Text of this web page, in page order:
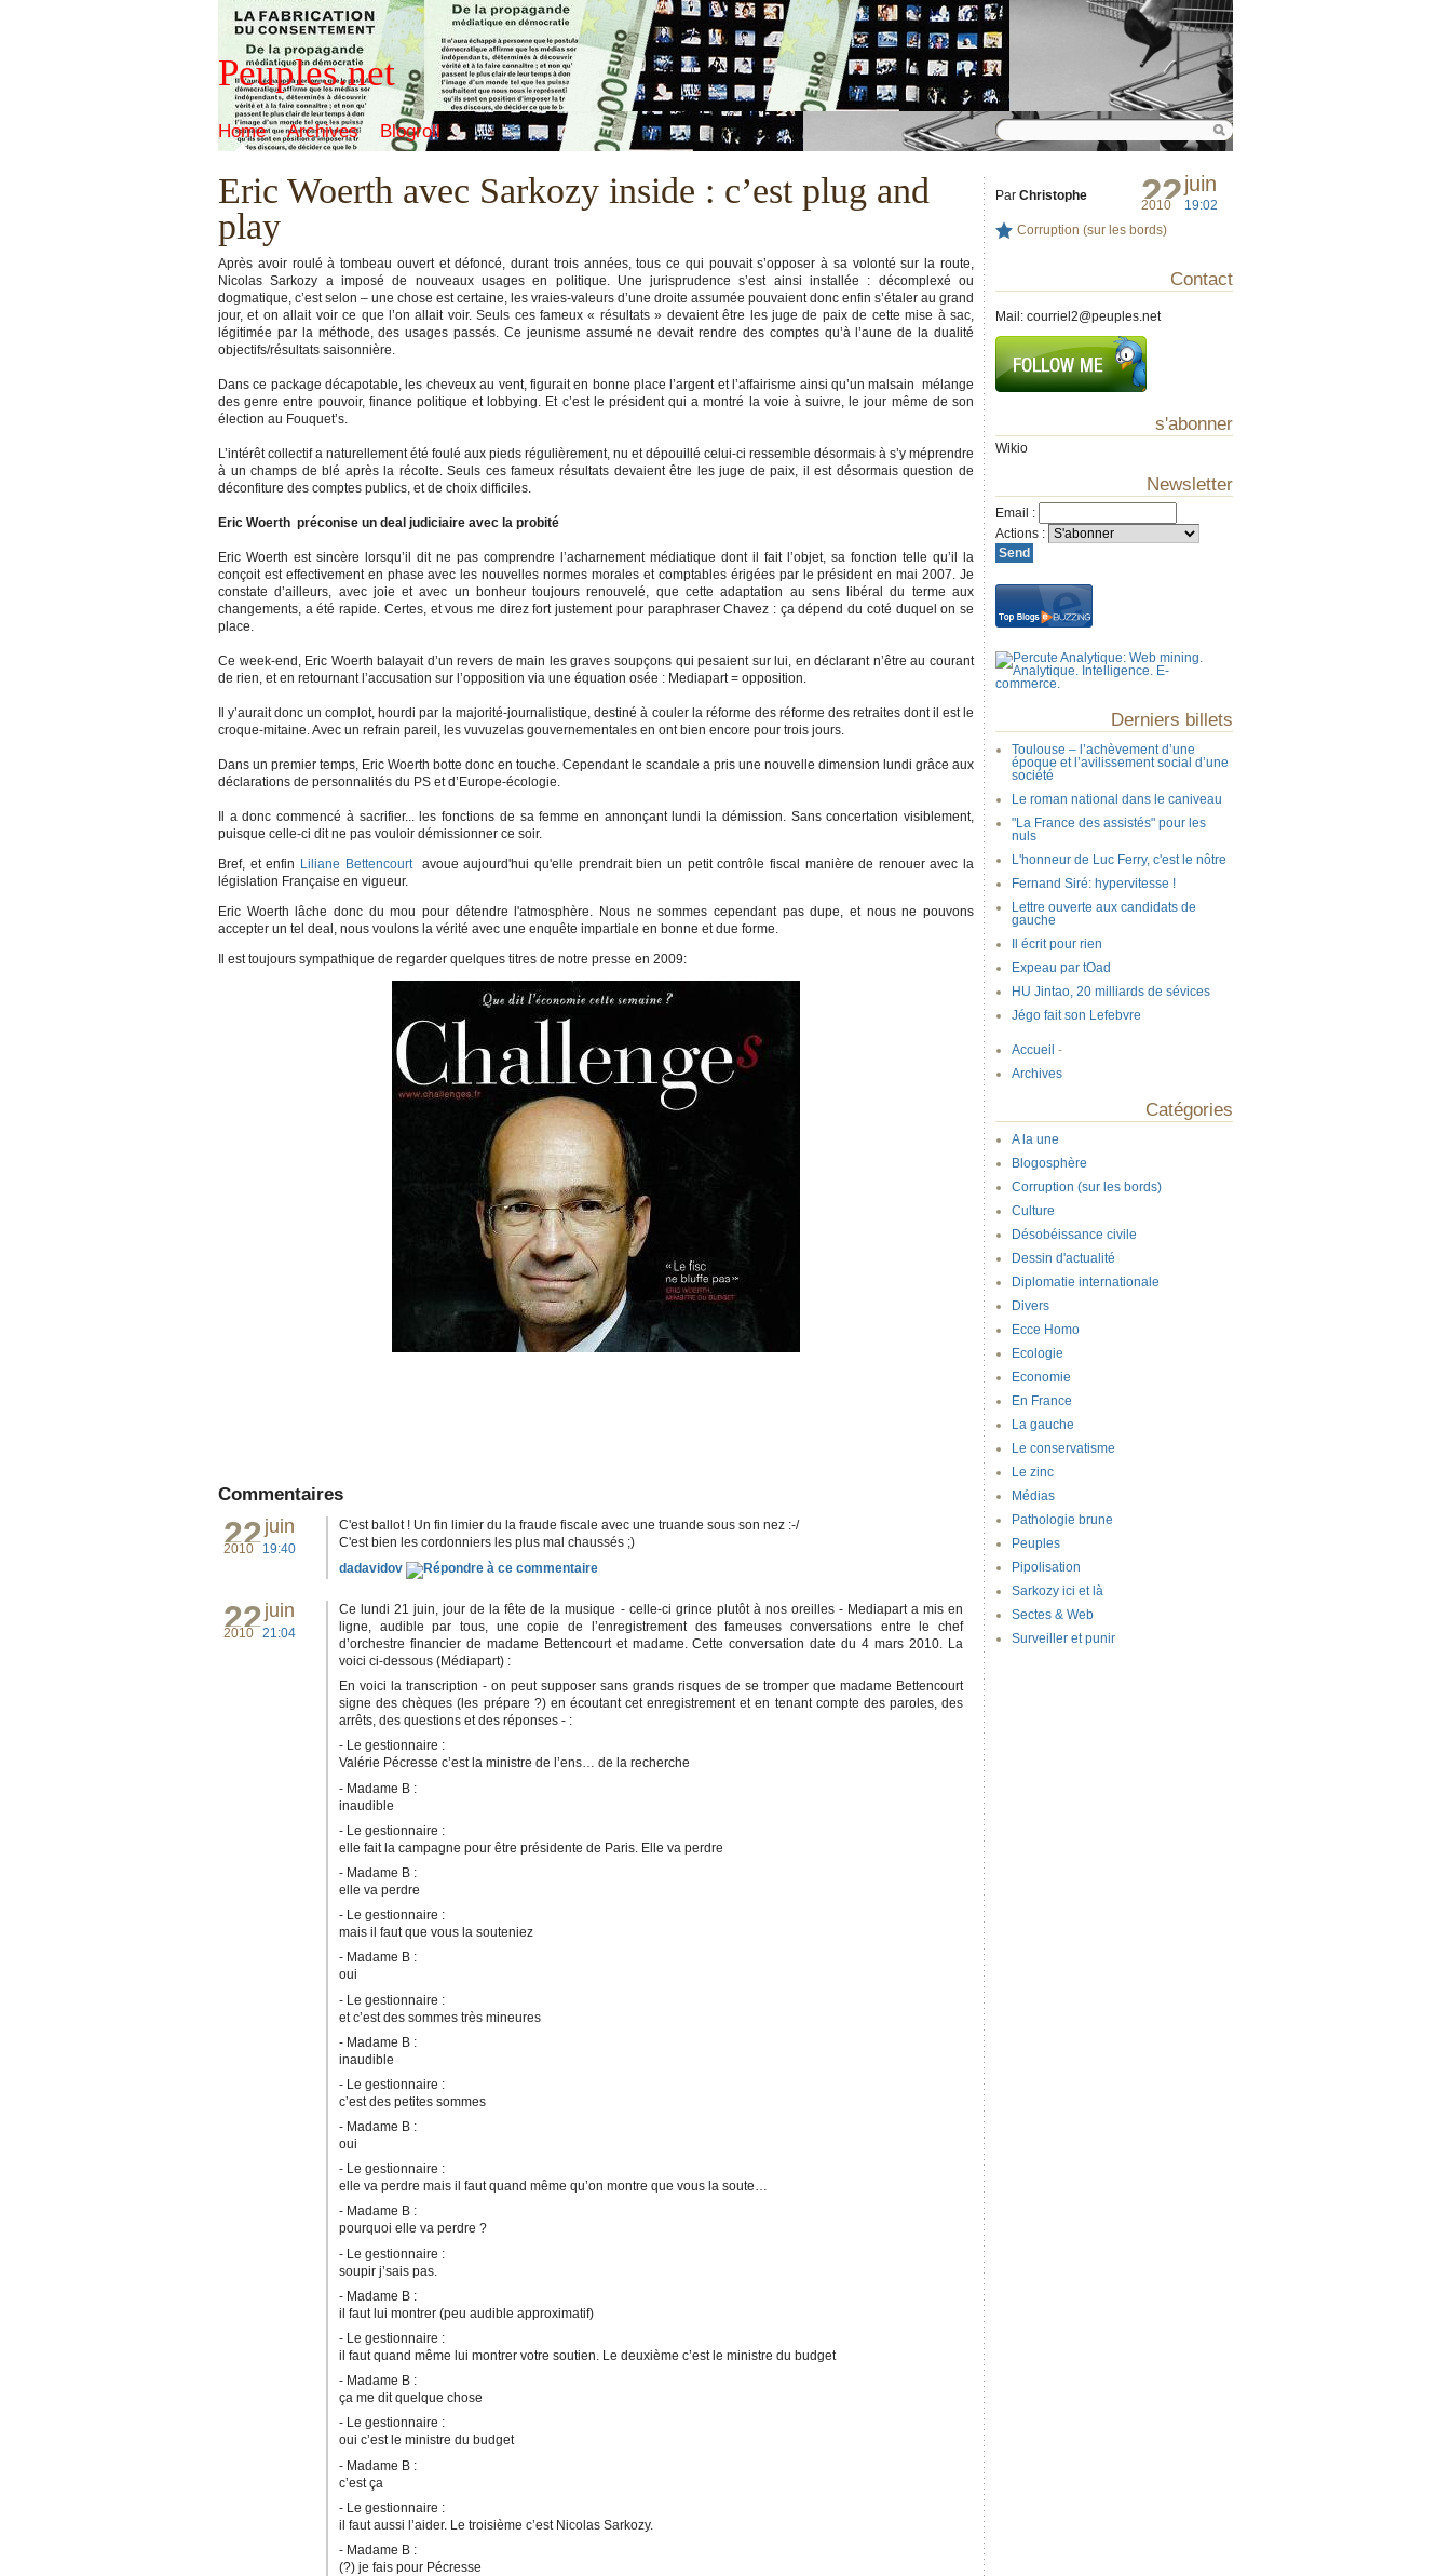
Peuples.net
Home Archives Blogroll
Eric Woerth avec Sarkozy inside : c’est plug and
play
22juin
2010 19:02
Par Christophe
Corruption (sur les bords)
Après avoir roulé à tombeau ouvert et défoncé, durant trois années, tous ce qui pouvait s’opposer à sa volonté sur la route,
Nicolas Sarkozy a imposé de nouveaux usages en politique. Une jurisprudence s’est ainsi installée : décomplexé ou
dogmatique, c’est selon – une chose est certaine, les vraies-valeurs d’une droite assumée pouvaient donc enfin s’étaler au grand
jour, et on allait voir ce que l’on allait voir. Seuls ces fameux « résultats » devaient être les juge de paix de cette mise à sac,
légitimée par la méthode, des usages passés. Ce jeunisme assumé ne devait rendre des comptes qu’à l’aune de la dualité
objectifs/résultats saisonnière.
Dans ce package décapotable, les cheveux au vent, figurait en bonne place l’argent et l’affairisme ainsi qu’un malsain mélange
des genre entre pouvoir, finance politique et lobbying. Et c’est le président qui a montré la voie à suivre, le jour même de son
élection au Fouquet’s.
L’intérêt collectif a naturellement été foulé aux pieds régulièrement, nu et dépouillé celui-ci ressemble désormais à s’y méprendre
à un champs de blé après la récolte. Seuls ces fameux résultats devaient être les juge de paix, il est désormais question de
déconfiture des comptes publics, et de choix difficiles.
Eric Woerth préconise un deal judiciaire avec la probité
Eric Woerth est sincère lorsqu’il dit ne pas comprendre l’acharnement médiatique dont il fait l’objet, sa fonction telle qu’il la
conçoit est effectivement en phase avec les nouvelles normes morales et comptables érigées par le président en mai 2007. Je
constate d’ailleurs, avec joie et avec un bonheur toujours renouvelé, que cette adaptation au sens libéral du terme aux
changements, a été rapide. Certes, et vous me direz fort justement pour paraphraser Chavez : ça dépend du coté duquel on se
place.
Ce week-end, Eric Woerth balayait d’un revers de main les graves soupçons qui pesaient sur lui, en déclarant n’être au courant
de rien, et en retournant l’accusation sur l’opposition via une équation osée : Mediapart = opposition.
Il y’aurait donc un complot, hourdi par la majorité-journalistique, destiné à couler la réforme des réforme des retraites dont il est le
croque-mitaine. Avec un refrain pareil, les vuvuzelas gouvernementales en ont bien encore pour trois jours.
Dans un premier temps, Eric Woerth botte donc en touche. Cependant le scandale a pris une nouvelle dimension lundi grâce aux
déclarations de personnalités du PS et d’Europe-écologie.
Il a donc commencé à sacrifier... les fonctions de sa femme en annonçant lundi la démission. Sans concertation visiblement,
puisque celle-ci dit ne pas vouloir démissionner ce soir.
Bref, et enfin Liliane Bettencourt
avoue aujourd'hui qu'elle prendrait bien un petit contrôle fiscal manière de renouer avec la
législation Française en vigueur.
Eric Woerth lâche donc du mou pour détendre l'atmosphère. Nous ne sommes cependant pas dupe, et nous ne pouvons
accepter un tel deal, nous voulons la vérité avec une enquête impartiale en bonne et due forme.
Il est toujours sympathique de regarder quelques titres de notre presse en 2009:
Commentaires
22 juin
2010 19:40
C'est ballot ! Un fin limier du la fraude fiscale avec une truande sous son nez :-/
C'est bien les cordonniers les plus mal chaussés ;)
dadavidov
22 juin
2010 21:04
Ce lundi 21 juin, jour de la fête de la musique - celle-ci grince plutôt à nos oreilles - Mediapart a mis en
ligne, audible par tous, une copie de l’enregistrement des fameuses conversations entre le chef
d’orchestre financier de madame Bettencourt et madame. Cette conversation date du 4 mars 2010. La
voici ci-dessous (Médiapart) :
En voici la transcription - on peut supposer sans grands risques de se tromper que madame Bettencourt
signe des chèques (les prépare ?) en écoutant cet enregistrement et en tenant compte des paroles, des
arrêts, des questions et des réponses - :
- Le gestionnaire :
Valérie Pécresse c’est la ministre de l’ens… de la recherche
- Madame B :
inaudible
- Le gestionnaire :
elle fait la campagne pour être présidente de Paris. Elle va perdre
- Madame B :
elle va perdre
- Le gestionnaire :
mais il faut que vous la souteniez
- Madame B :
oui
- Le gestionnaire :
et c’est des sommes très mineures
- Madame B :
inaudible
- Le gestionnaire :
c’est des petites sommes
- Madame B :
oui
- Le gestionnaire :
elle va perdre mais il faut quand même qu’on montre que vous la soute…
- Madame B :
pourquoi elle va perdre ?
- Le gestionnaire :
soupir j’sais pas.
- Madame B :
il faut lui montrer (peu audible approximatif)
- Le gestionnaire :
il faut quand même lui montrer votre soutien. Le deuxième c’est le ministre du budget
- Madame B :
ça me dit quelque chose
- Le gestionnaire :
oui c’est le ministre du budget
- Madame B :
c’est ça
- Le gestionnaire :
il faut aussi l’aider. Le troisième c’est Nicolas Sarkozy.
- Madame B :
(?) je fais pour Pécresse
Contact
Mail: courriel2@peuples.net
s'abonner
Wikio
Newsletter
Email :
Actions :
Derniers billets
Toulouse – l’achèvement d’une
époque et l’avilissement social d’une
société
Le roman national dans le caniveau
"La France des assistés" pour les
nuls
L'honneur de Luc Ferry, c'est le nôtre
Fernand Siré: hypervitesse !
Lettre ouverte aux candidats de
gauche
Il écrit pour rien
Expeau par tOad
HU Jintao, 20 milliards de sévices
Jégo fait son Lefebvre
Accueil -
Archives
Catégories
A la une
Blogosphère
Corruption (sur les bords)
Culture
Désobéissance civile
Dessin d'actualité
Diplomatie internationale
Divers
Ecce Homo
Ecologie
Economie
En France
La gauche
Le conservatisme
Le zinc
Médias
Pathologie brune
Peuples
Pipolisation
Sarkozy ici et là
Sectes & Web
Surveiller et punir